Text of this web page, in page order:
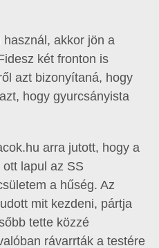
akkor jön a
két fronton is
azt bizonyítaná, hogy
hogy gyurcsányista
arra jutott, hogy a
lapul az SS
a hűség. Az
mit kezdeni, pártja
tette közzé
rávarrták a testére